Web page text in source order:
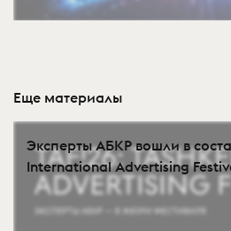
Еще материалы
Эксперты АБКР вошли в
International Advertising